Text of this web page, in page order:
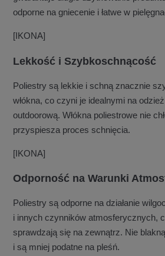
odporne na gniecenie i łatwe w
[IKONA]
Lekkość i Szybkoschnącość
Poliestry są lekkie i schną znacznie
włókna, co czyni je idealnymi na
outdoorową. Włókna poliestrowe nie
przyspiesza proces schnięcia.
[IKONA]
Odporność na Warunki
Poliestry są odporne na działanie
i innych czynników atmosferycznych,
sprawdzają się na zewnątrz. Nie
i są mniej podatne na pleśń.